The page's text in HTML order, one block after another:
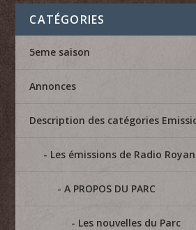
CATÉGORIES
5eme saison
Annonces
Description des catégories
Les émissions de Radio
A PROPOS DU PARC
Les nouvelles du Parc